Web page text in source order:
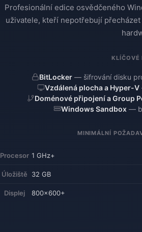
Profesionální edice osvědčeného
uživatele, kteří nepotřebují
KLÍČOVÉ
BitLocker — šifrování disku
Vzdálená plocha a Hyper-V
Doménové připojení a Group
Windows Sandbox—
MINIMÁLNÍ
Procesor 1 GHz+
Úložiště 32 GB
Displej 800×600+